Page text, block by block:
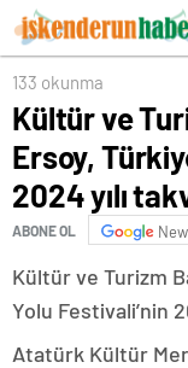
takvimini açıkladı
133 okunma
Kültür ve
Ersoy,
2024 yılı
ABONE OL
Kültür ve Turizm
Yolu Festivali’nin
Atatürk Kültür